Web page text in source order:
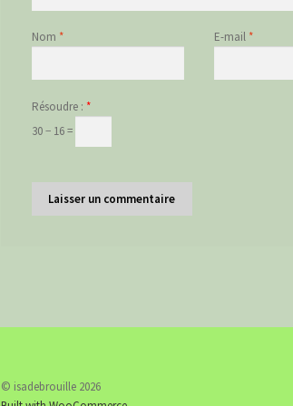
Nom * E-mail *
Résoudre : *
30 − 16 =
© isadebrouille 2026